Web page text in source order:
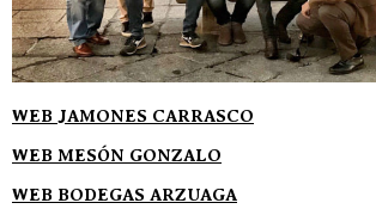
WEB JAMONES CARRASCO
WEB MESÓN GONZALO
WEB BODEGAS ARZUAGA